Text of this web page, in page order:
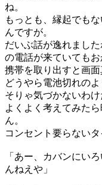
ね。
もっとも、縁起でも
んですが。
だいぶ話が逸れまし
の電話が来ていても
携帯を取り出すと画面
どうやら電池切れのよ
そりゃ気づかないわけ
よくよく考えてみた
ん。
コンセント要らない
「あー、カバンにい
んねえや」